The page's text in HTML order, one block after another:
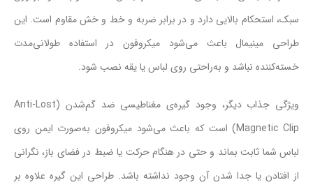
سبک، استحکام بالایی دارد و در برابر ضربه و خط و خش مقاوم است. این
طراحی مینیمال باعث می‌شود میکروفون در استفاده طولانی‌مدت
خسته‌کننده نباشد و به‌راحتی روی لباس یا یقه نصب شود.
ویژگی جذاب دیگر، وجود گیره‌ی مغناطیسی ضد گم‌شدن (Anti-Lost
Magnetic Clip) است که باعث می‌شود میکروفون به‌صورت ایمن روی
لباس شما ثابت بماند و حتی در هنگام حرکت یا ضبط در فضای باز، نگرانی
از افتادن یا جدا شدن آن وجود نداشته باشد. طراحی این گیره علاوه بر